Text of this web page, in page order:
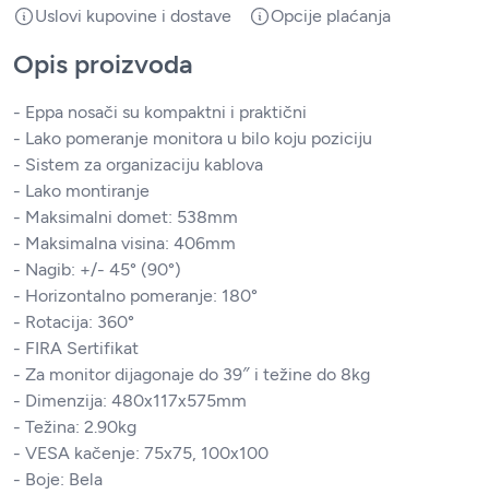
Uslovi kupovine i dostave
Opcije plaćanja
Opis proizvoda
- Eppa nosači su kompaktni i praktični
- Lako pomeranje monitora u bilo koju poziciju
- Sistem za organizaciju kablova
- Lako montiranje
- Maksimalni domet: 538mm
- Maksimalna visina: 406mm
- Nagib: +/- 45° (90°)
- Horizontalno pomeranje: 180°
- Rotacija: 360°
- FIRA Sertifikat
- Za monitor dijagonaje do 39″ i težine do 8kg
- Dimenzija: 480x117x575mm
- Težina: 2.90kg
- VESA kačenje: 75x75, 100x100
- Boje: Bela